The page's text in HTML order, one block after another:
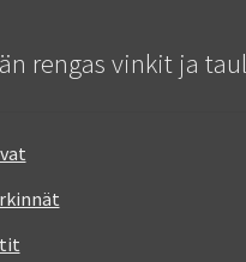
rengas vinkit ja